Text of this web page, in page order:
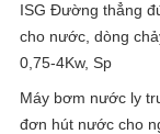
ISG Đường thẳng
cho nước, dòng
0,75-4Kw, Sp
Máy bơm nước ly
đơn hút nước cho